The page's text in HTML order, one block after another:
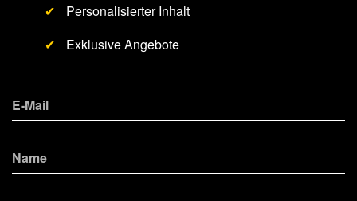
✔
Personalisierter Inhalt
✔
Exklusive Angebote